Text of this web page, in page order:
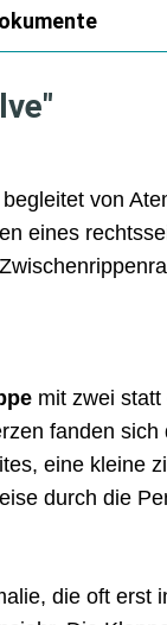
von
eines
mit zwei
fanden
eine kleine
durch die
die oft